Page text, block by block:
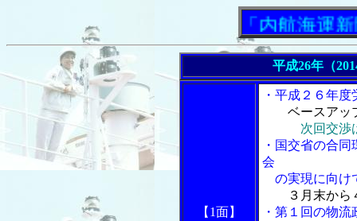
「内航海運新聞」
平成26年（
【1面】
・平成２６年
ベースアッ
次回交渉
・国交省の合
会
の実現に向け
３月末から
・第１回の物